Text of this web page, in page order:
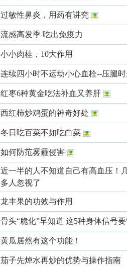
过敏性鼻炎，用药有讲究
流感高发季 吃出免疫力
小小肉桂，10大作用
连续四小时不运动小心血栓--压腿
红枣6种黄金吃法补血又养肝
西红柿炒鸡蛋的神奇好处
冬日吃百菜不如吃白菜
如何防范雾霾侵害
近一半的人不知道自己有高血压！
多人忽视了
龙丰果的功效与作用
骨头“脆化”早知道 这5种身体信号
黄瓜居然有这个功能！
茄子先焯水再炒的优势与操作指南